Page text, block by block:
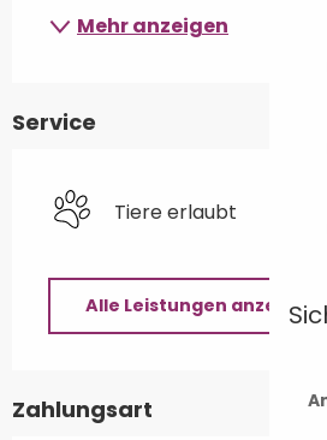
Mehr anzeigen
Service
Tiere erlaubt
Alle Leistungen anzeigen
Zahlungsart